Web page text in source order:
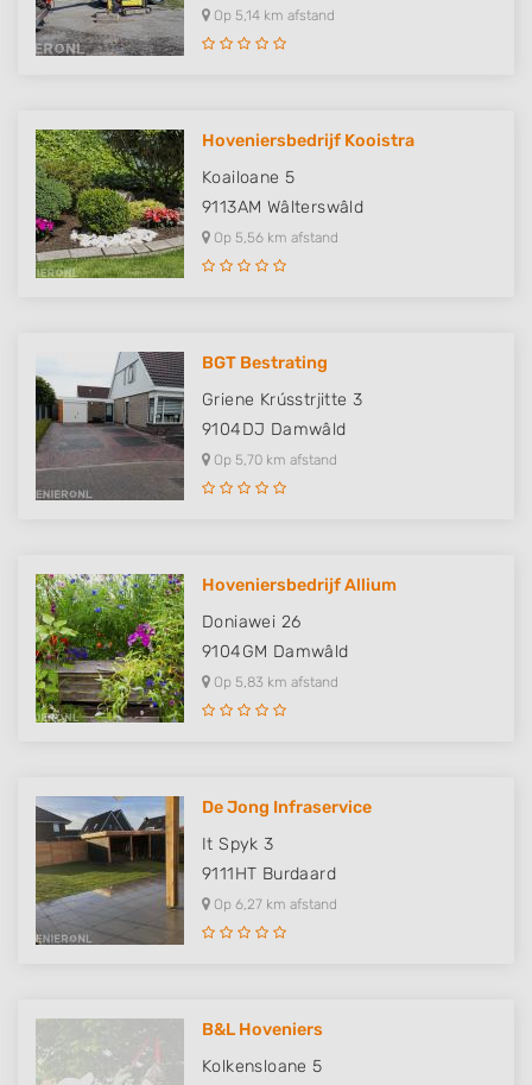
Op 5,14 km afstand
Hoveniersbedrijf Kooistra
Koailoane 5
9113AM Wâlterswâld
Op 5,56 km afstand
BGT Bestrating
Griene Krússtrjitte 3
9104DJ Damwâld
Op 5,70 km afstand
Hoveniersbedrijf Allium
Doniawei 26
9104GM Damwâld
Op 5,83 km afstand
De Jong Infraservice
It Spyk 3
9111HT Burdaard
Op 6,27 km afstand
B&L Hoveniers
Kolkensloane 5